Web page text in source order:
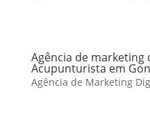
Agência de marketing
Acupunturista em
Agência de Marketing